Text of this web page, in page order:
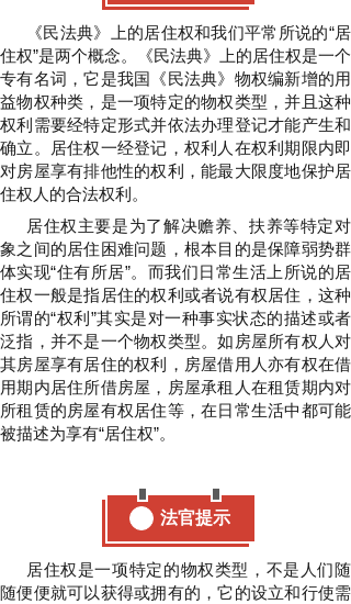
《民法典》上的居住权和我们平常所说的“居
住权”是两个概念。《民法典》上的居住权是一个
专有名词，它是我国《民法典》物权编新增的用
益物权种类，是一项特定的物权类型，并且这种
权利需要经特定形式并依法办理登记才能产生和
确立。居住权一经登记，权利人在权利期限内即
对房屋享有排他性的权利，能最大限度地保护居
住权人的合法权利。
居住权主要是为了解决赡养、扶养等特定对
象之间的居住困难问题，根本目的是保障弱势群
体实现“住有所居”。而我们日常生活上所说的居
住权一般是指居住的权利或者说有权居住，这种
所谓的“权利”其实是对一种事实状态的描述或者
泛指，并不是一个物权类型。如房屋所有权人对
其房屋享有居住的权利，房屋借用人亦有权在借
用期内居住所借房屋，房屋承租人在租赁期内对
所租赁的房屋有权居住等，在日常生活中都可能
被描述为享有“居住权”。
法官提示
居住权是一项特定的物权类型，不是人们随
随便便就可以获得或拥有的，它的设立和行使需